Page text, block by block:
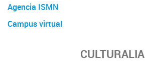
Agencia ISMN
Campus virtual
CULTURALIA